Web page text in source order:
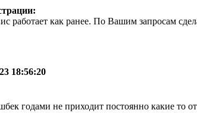
работает как ранее. По Вашим запросам
18:56:20
годами не приходит постоянно какие то